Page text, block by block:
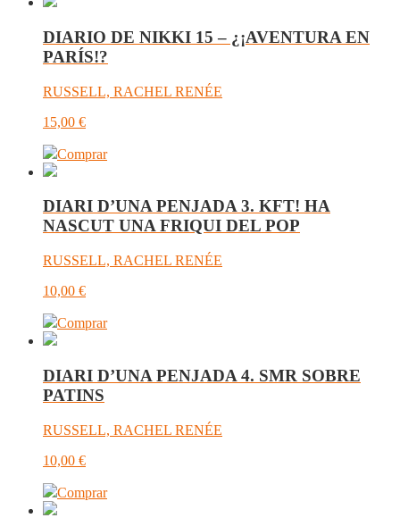
DIARIO DE NIKKI 15 – ¿¡AVENTURA EN
PARÍS!?
RUSSELL, RACHEL RENÉE
15,00 €
Comprar
DIARI D’UNA PENJADA 3. KFT! HA
NASCUT UNA FRIQUI DEL POP
RUSSELL, RACHEL RENÉE
10,00 €
Comprar
DIARI D’UNA PENJADA 4. SMR SOBRE
PATINS
RUSSELL, RACHEL RENÉE
10,00 €
Comprar